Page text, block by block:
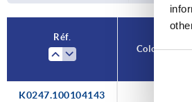
Réf.
Coloris du
K0247.100104143